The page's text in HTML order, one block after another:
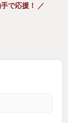
で応援！ ／